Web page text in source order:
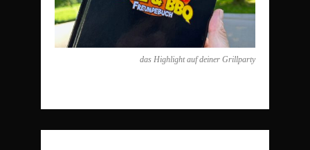
das Highlight auf deiner Grillparty